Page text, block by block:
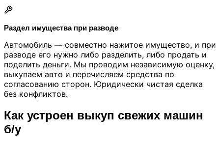
Раздел имущества при разводе
Автомобиль — совместно нажитое имущество, и при
разводе его нужно либо разделить, либо продать и
поделить деньги. Мы проводим независимую оценку,
выкупаем авто и перечисляем средства по
согласованию сторон. Юридически чистая сделка
без конфликтов.
Как устроен выкуп свежих машин
б/у